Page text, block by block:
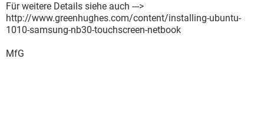
Für weitere Details siehe auch --->
http://www.greenhughes.com/content/installing-ubuntu-
1010-samsung-nb30-touchscreen-netbook
MfG